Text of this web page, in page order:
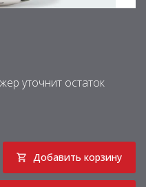
уточнит остаток
Добавить корзину